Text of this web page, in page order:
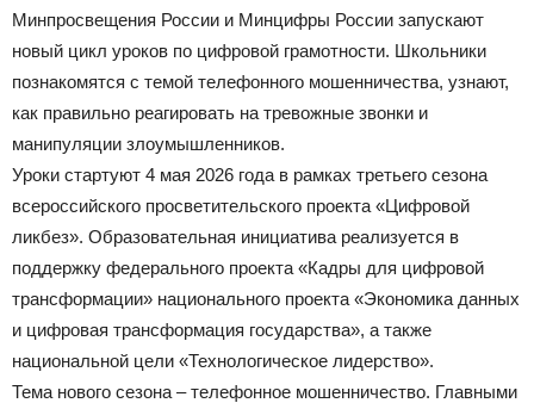
Минпросвещения России и Минцифры России запускают
новый цикл уроков по цифровой грамотности. Школьники
познакомятся с темой телефонного мошенничества, узнают,
как правильно реагировать на тревожные звонки и
манипуляции злоумышленников.
Уроки стартуют 4 мая 2026 года в рамках третьего сезона
всероссийского просветительского проекта «Цифровой
ликбез». Образовательная инициатива реализуется в
поддержку федерального проекта «Кадры для цифровой
трансформации» национального проекта «Экономика данных
и цифровая трансформация государства», а также
национальной цели «Технологическое лидерство».
Тема нового сезона – телефонное мошенничество. Главными